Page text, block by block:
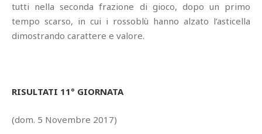
tutti nella seconda frazione di gioco, dopo un primo
tempo scarso, in cui i rossoblù hanno alzato l’asticella
dimostrando carattere e valore.
RISULTATI 11° GIORNATA
(dom. 5 Novembre 2017)